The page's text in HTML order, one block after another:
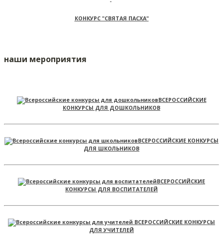
КОНКУРС "СВЯТАЯ ПАСХА"
наши мероприятия
ВСЕРОССИЙСКИЕ
КОНКУРСЫ ДЛЯ ДОШКОЛЬНИКОВ
ВСЕРОССИЙСКИЕ КОНКУРСЫ
ДЛЯ ШКОЛЬНИКОВ
ВСЕРОССИЙСКИЕ
КОНКУРСЫ ДЛЯ ВОСПИТАТЕЛЕЙ
ВСЕРОССИЙСКИЕ КОНКУРСЫ
ДЛЯ УЧИТЕЛЕЙ